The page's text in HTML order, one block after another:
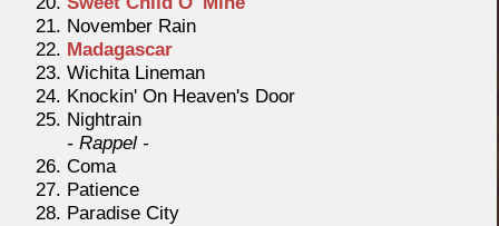
November Rain
Madagascar
Wichita Lineman
Knockin' On Heaven's Door
Nightrain
- Rappel -
Coma
Patience
Paradise City